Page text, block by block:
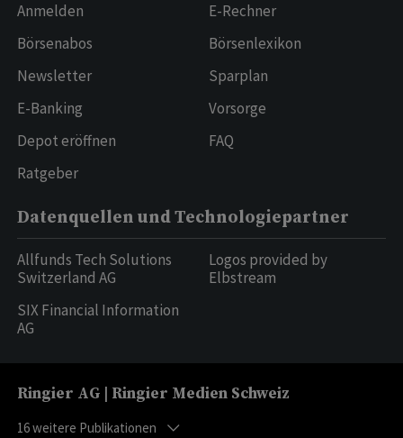
Anmelden
Börsenabos
Newsletter
E-Banking
Depot eröffnen
Ratgeber
E-Rechner
Börsenlexikon
Sparplan
Vorsorge
FAQ
Datenquellen und Technologiepartner
Allfunds Tech Solutions
Switzerland AG
SIX Financial Information
AG
Logos provided by
Elbstream
Ringier AG | Ringier Medien Schweiz
16weitere Publikationen